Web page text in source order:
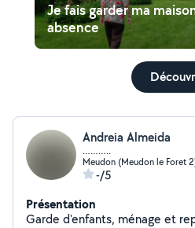
Je fais garder ma
absence
Andreia Almeida
………..
Meudon (Meudon le Foret
-/5
Présentation
Garde d'enfants, ménage et